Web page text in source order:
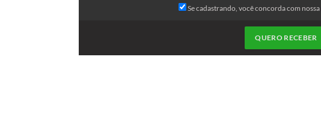
Se cadastrando, você concorda com nossa
QUERO RECEBER